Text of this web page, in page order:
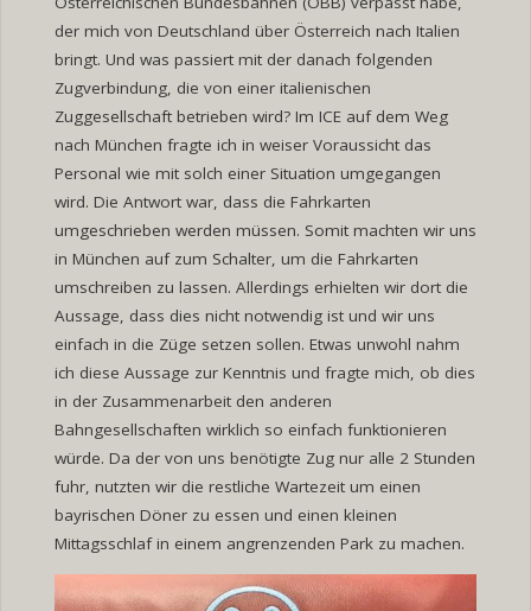
der mich von Deutschland über Österreich nach Italien
bringt. Und was passiert mit der danach folgenden
Zugverbindung, die von einer italienischen
Zuggesellschaft betrieben wird? Im ICE auf dem Weg
nach München fragte ich in weiser Voraussicht das
Personal wie mit solch einer Situation umgegangen
wird. Die Antwort war, dass die Fahrkarten
umgeschrieben werden müssen. Somit machten wir uns
in München auf zum Schalter, um die Fahrkarten
umschreiben zu lassen. Allerdings erhielten wir dort die
Aussage, dass dies nicht notwendig ist und wir uns
einfach in die Züge setzen sollen. Etwas unwohl nahm
ich diese Aussage zur Kenntnis und fragte mich, ob dies
in der Zusammenarbeit den anderen
Bahngesellschaften wirklich so einfach funktionieren
würde. Da der von uns benötigte Zug nur alle 2 Stunden
fuhr, nutzten wir die restliche Wartezeit um einen
bayrischen Döner zu essen und einen kleinen
Mittagsschlaf in einem angrenzenden Park zu machen.